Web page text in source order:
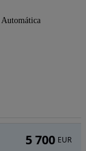
Automática
5 700 EUR